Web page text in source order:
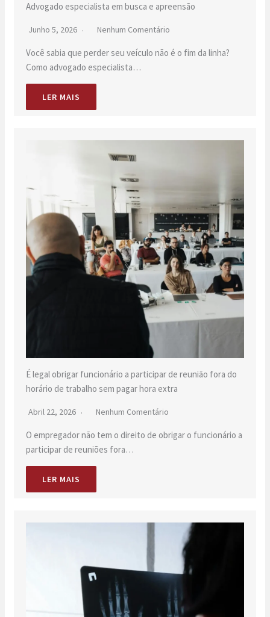
Advogado especialista em busca e apreensão
Junho 5, 2026 Nenhum Comentário
Você sabia que perder seu veículo não é o fim da linha?
Como advogado especialista…
LER MAIS
É legal obrigar funcionário a participar de reunião fora do
horário de trabalho sem pagar hora extra
Abril 22, 2026 Nenhum Comentário
O empregador não tem o direito de obrigar o funcionário a
participar de reuniões fora…
LER MAIS